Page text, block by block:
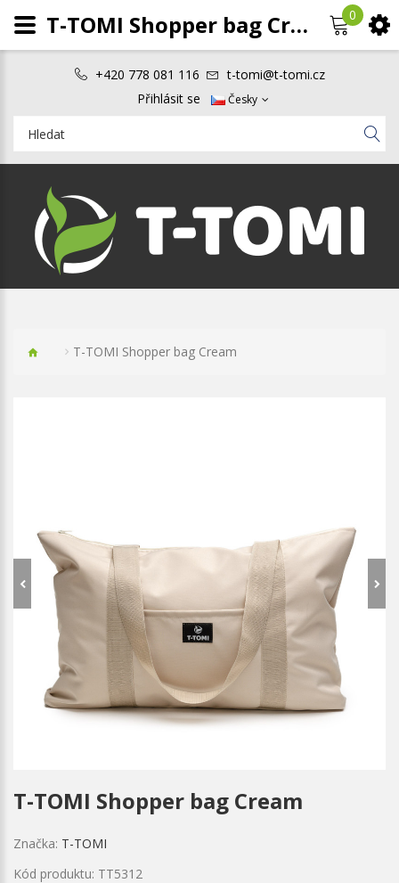
+420 778 081 116
t-tomi@t-tomi.cz
Přihlásit se
Česky
0
T-TOMI Shopper bag Cream
T-TOMI Shopper bag Cream
Značka: T-TOMI
Kód produktu: TT5312
T-TOMI Shopper bag Cream